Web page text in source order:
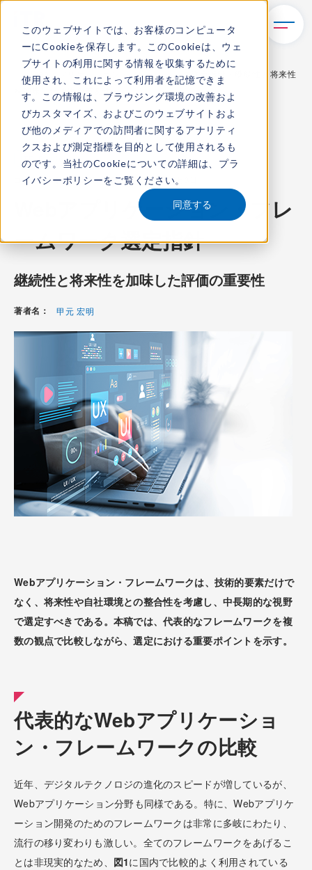
このウェブサイトでは、お客様のコンピュータ
ーにCookieを保存します。このCookieは、ウェ
ブサイトの利用に関する情報を収集するために
使用され、これによって利用者を記憶できま
す。この情報は、ブラウジング環境の改善およ
びカスタマイズ、およびこのウェブサイトおよ
び他のメディアでの訪問者に関するアナリティ
クスおよび測定指標を目的として使用されるも
のです。当社のCookieについての詳細は、 プラ
イバシーポリシーをご覧ください。
同意する
TOP
レポート・ライブラリ
Webアプリケーション・フレームワーク選定指針 - 継続性と将来性
を加味した評価の重要性 -
ITR Review
コンテンツ番号：R-225062 発刊日：2025年6月3日
Webアプリケーション・フレ
ームワーク選定指針
継続性と将来性を加味した評価の重要性
著者名： 甲元 宏明
Webアプリケーション・フレームワークは、技術的要素だけで
なく、将来性や自社環境との整合性を考慮し、中長期的な視野
で選定すべきである。本稿では、代表的なフレームワークを複
数の観点で比較しながら、選定における重要ポイントを示す。
代表的なWebアプリケーショ
ン・フレームワークの比較
近年、デジタルテクノロジの進化のスピードが増しているが、
Webアプリケーション分野も同様である。特に、Webアプリケ
ーション開発のためのフレームワークは非常に多岐にわたり、
流行の移り変わりも激しい。全てのフレームワークをあげるこ
とは非現実的なため、 図1に国内で比較的よく利用されている